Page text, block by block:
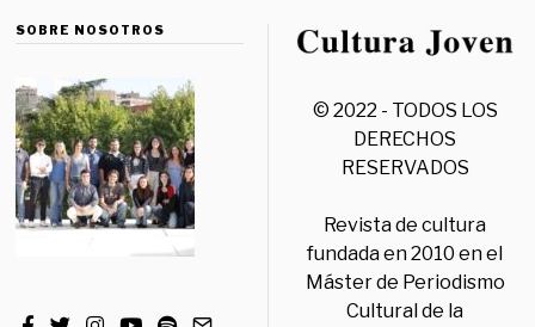
SOBRE NOSOTROS
© 2022 - TODOS LOS
DERECHOS
RESERVADOS
Revista de cultura
fundada en 2010 en el
Máster de Periodismo
Cultural de la